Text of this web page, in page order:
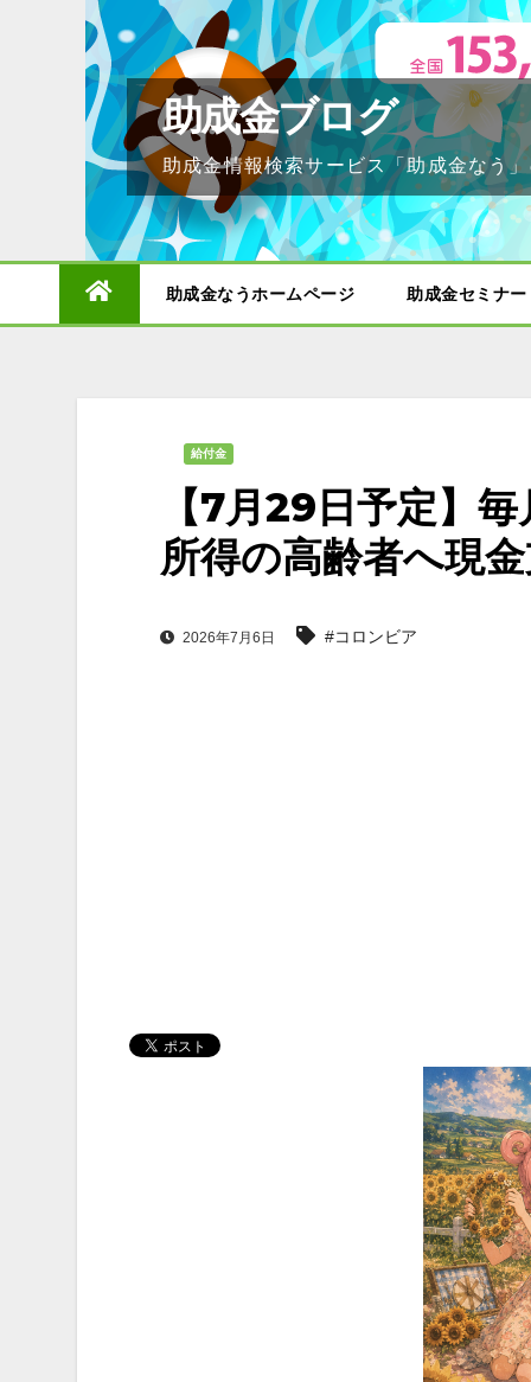
助成金ブログ
助成金情報検索サービス「助成金なう
助成金なうホームページ 助成金セミナー
給付金
【7月29日予定】
所得の高齢者へ現
2026年7月6日 #コロンビア